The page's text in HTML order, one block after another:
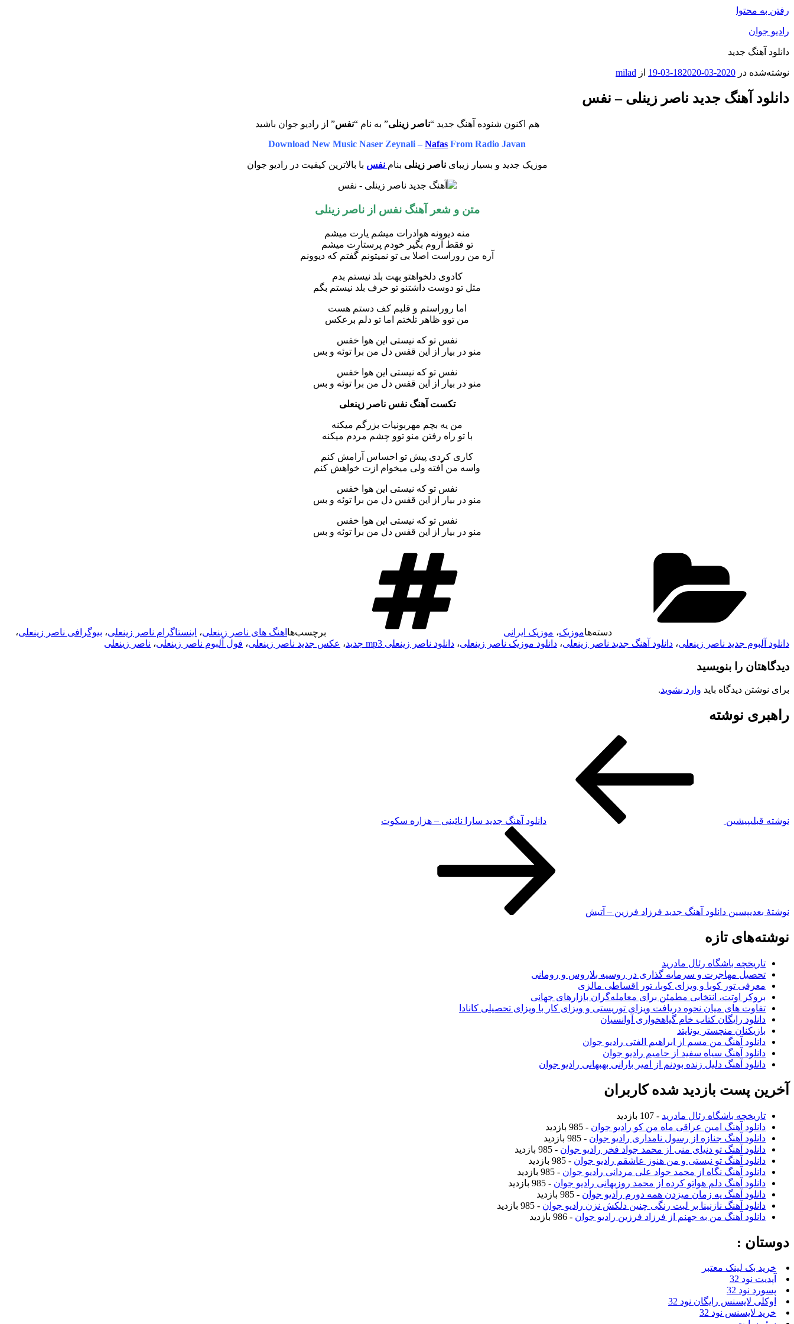
رفتن به محتوا
رادیو جوان
دانلود آهنگ جدید
نوشته‌شده در 2020-03-18
2020-03-19 از milad
دانلود آهنگ جدید ناصر زینلی – نفس
هم اکنون شنوده آهنگ جدید “ناصر زینلی” به نام “نفس” از رادیو جوان باشید
Download New Music Naser Zeynali – Nafas From Radio Javan
موزیک جدید و بسیار زیبای ناصر زینلی بنام نفس با بالاترین کیفیت در رادیو جوان
متن و شعر آهنگ نفس از ناصر زینلی
منه دیوونه هوادرات میشم یارت میشم
تو فقط آروم بگیر خودم پرستارت میشم
آره من روراست اصلا بی تو نمیتونم گفتم که دیوونم
کادوی دلخواهتو بهت بلد نیستم بدم
مثل تو دوست داشتنو تو حرف بلد نیستم بگم
اما روراستم و قلبم کف دستم هست
من توو ظاهر تلختم اما تو دلم برعکس
نفس تو که نیستی این هوا خفس
منو در بیار از این قفس دل من برا توئه و بس
نفس تو که نیستی این هوا خفس
منو در بیار از این قفس دل من برا توئه و بس
تکست آهنگ نفس ناصر زینعلی
من یه بچم مهربونیات بزرگم میکنه
با تو راه رفتن منو توو چشم مردم میکنه
کاری کردی پیش تو احساس آرامش کنم
واسه من اُفته ولی میخوام ازت خواهش کنم
نفس تو که نیستی این هوا خفس
منو در بیار از این قفس دل من برا توئه و بس
نفس تو که نیستی این هوا خفس
منو در بیار از این قفس دل من برا توئه و بس
دسته‌هاموزیک، موزیک ایرانی برچسب‌ها اهنگ های ناصر زینعلی، اینستاگرام ناصر زینعلی، بیوگرافی ناصر زینعلی،
دانلود آلبوم جدید ناصر زینعلی، دانلود آهنگ جدید ناصر زینعلی، دانلود موزیک ناصر زینعلی، دانلود ناصر زینعلی mp3 جدید ، عکس جدید ناصر زینعلی، فول آلبوم ناصر زینعلی، ناصر زینعلی
دیدگاهتان را بنویسید
برای نوشتن دیدگاه باید وارد بشوید.
راهبری نوشته
نوشته قبلیپیشین دانلود آهنگ جدید سارا نائینی – هزاره سکوت
نوشته‌ٔ بعدیپسین دانلود آهنگ جدید فرزاد فرزین – آتیش
نوشته‌های تازه
تاریخچه باشگاه رئال مادرید
تحصیل مهاجرت و سرمایه گذاری در روسیه بلاروس و رومانی
معرفی تور کوبا و ویزای کوبا، تور اقساطی مالزی
بروکر اوتت، انتخابی مطمئن برای معامله‌گران بازارهای جهانی
تفاوت های میان نحوه دریافت ویزای توریستی و ویزای کار با ویزای تحصیلی کانادا
دانلود رایگان کتاب خام گیاهخواری آوانسیان
بازیکنان منچستر یونایتد
دانلود آهنگ من مسم از ابراهیم الفتی رادیو جوان
دانلود آهنگ سیاه سفید از حامیم رادیو جوان
دانلود آهنگ دلیل زنده بودنم از امیر بارانی بهبهانی رادیو جوان
آخرین پست بازدید شده کاربران
تاریخچه باشگاه رئال مادرید - 107 بازدید
دانلود آهنگ امین عراقی ماه من کو رادیو جوان - 985 بازدید
دانلود آهنگ جنازه از رسول نامداری رادیو جوان - 985 بازدید
دانلود آهنگ تو دنیای منی از محمد جواد فخر رادیو جوان - 985 بازدید
دانلود آهنگ تو نیستی و من هنوز عاشقم رادیو جوان - 985 بازدید
دانلود آهنگ نگاه از محمد جواد علی مردانی رادیو جوان - 985 بازدید
دانلود آهنگ دلم هواتو کرده از محمد روزبهانی رادیو جوان - 985 بازدید
دانلود آهنگ یه زمان میزدن همه دورم رادیو جوان - 985 بازدید
دانلود آهنگ نازنینا بر لبت رنگی چنین دلکش نزن رادیو جوان - 985 بازدید
دانلود آهنگ من به جهنم از فرزاد فرزین رادیو جوان - 986 بازدید
دوستان :
خرید بک لینک معتبر
آپدیت نود 32
پسورد نود 32
اوکلی لایسنس رایگان نود 32
خرید لایسنس نود 32